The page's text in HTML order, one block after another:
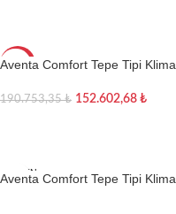
-20%
Aventa Comfort Tepe Tipi Klima
190.753,35₺ 152.602,68 ₺
TÜKEN
DI
Aventa Comfort Tepe Tipi Klima